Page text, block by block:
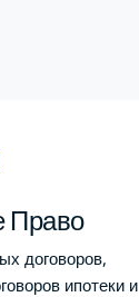
Право
договоров,
ипотеки и